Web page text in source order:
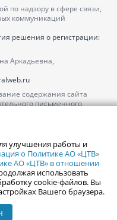
по надзору в сфере связи,
коммуникаций
решения о регистрации:
Аркадьевна,
содержания сайта
письменного
по тел.
разделе «Афиша»
сайта
персональных данных
улучшения работы и
о Политике АО «ЦТВ»
АО «ЦТВ» в отношении
использовать
cookie-файлов. Вы
Вашего браузера.